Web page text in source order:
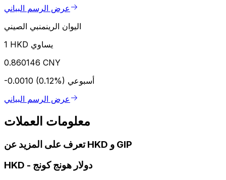
عرض الرسم البياني
اليوان الرينمنبي الصيني
1 HKD يساوي
0.860146 CNY
-0.0010 (0.12%) أسبوعي
عرض الرسم البياني
معلومات العملات
تعرف على المزيد عن HKD و GIP
HKD - دولار هونج كونج